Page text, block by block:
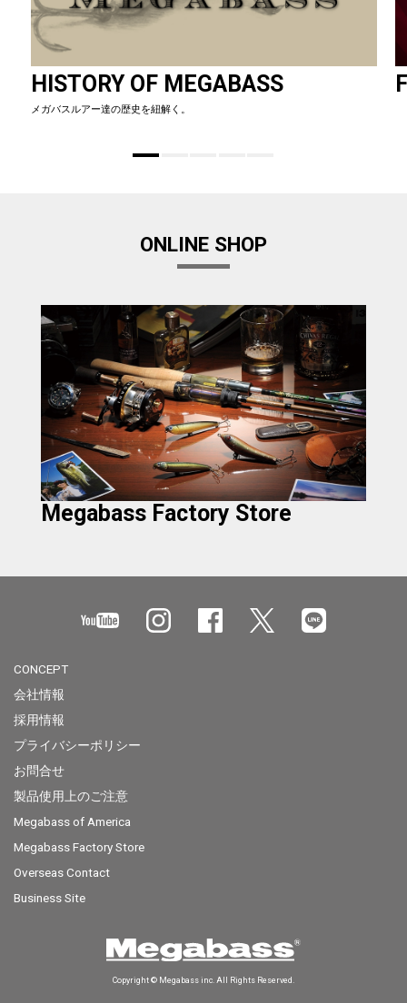
HISTORY OF MEGABASS
メガバスルアー達の歴史を紐解く。
ONLINE SHOP
Megabass Factory Store
CONCEPT
会社情報
採用情報
プライバシーポリシー
お問合せ
製品使用上のご注意
Megabass of America
Megabass Factory Store
Overseas Contact
Business Site
Copyright © Megabass inc. All Rights Reserved.